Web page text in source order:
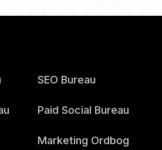
SEO Bureau
Paid Social Bureau
Marketing Ordbog